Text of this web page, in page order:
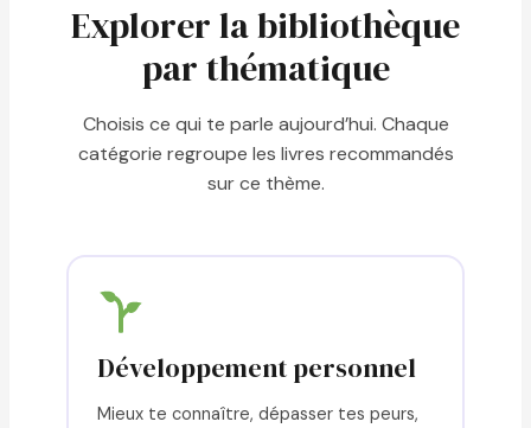
Explorer la bibliothèque
par thématique
Choisis ce qui te parle aujourd’hui. Chaque
catégorie regroupe les livres recommandés
sur ce thème.
Développement personnel
Mieux te connaître, dépasser tes peurs,